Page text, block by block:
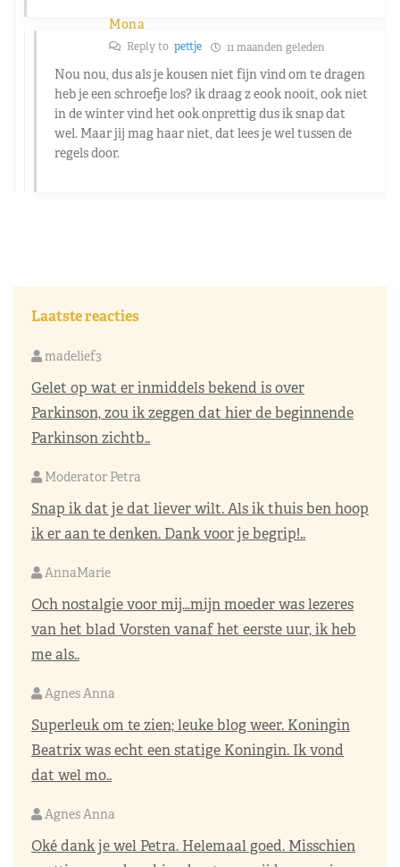
Mona
Reply to pettje 11 maanden geleden
Nou nou, dus als je kousen niet fijn vind om te dragen
heb je een schroefje los? ik draag z eook nooit, ook niet
in de winter vind het ook onprettig dus ik snap dat
wel. Maar jij mag haar niet, dat lees je wel tussen de
regels door.
Laatste reacties
madelief3
Gelet op wat er inmiddels bekend is over
Parkinson, zou ik zeggen dat hier de beginnende
Parkinson zichtb..
Moderator Petra
Snap ik dat je dat liever wilt. Als ik thuis ben hoop
ik er aan te denken. Dank voor je begrip!..
AnnaMarie
Och nostalgie voor mij…mijn moeder was lezeres
van het blad Vorsten vanaf het eerste uur, ik heb
me als..
Agnes Anna
Superleuk om te zien; leuke blog weer. Koningin
Beatrix was echt een statige Koningin. Ik vond
dat wel mo..
Agnes Anna
Oké dank je wel Petra. Helemaal goed. Misschien